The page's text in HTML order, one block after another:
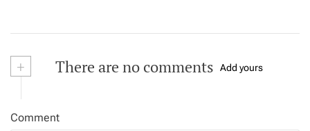
+ There are no comments Add yours
Comment